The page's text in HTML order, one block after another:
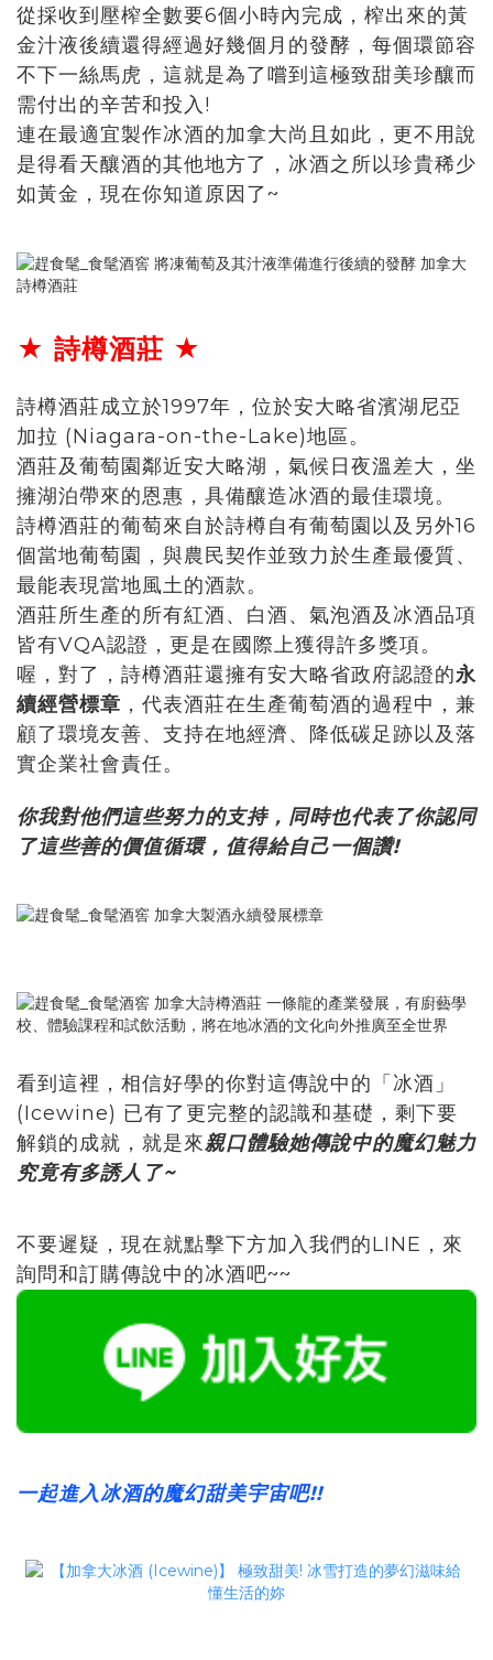
從採收到壓榨全數要6個小時內完成，榨出來的黃
金汁液後續還得經過好幾個月的發酵，每個環節容
不下一絲馬虎，這就是為了嚐到這極致甜美珍釀而
需付出的辛苦和投入!
連在最適宜製作冰酒的加拿大尚且如此，更不用說
是得看天釀酒的其他地方了，冰酒之所以珍貴稀少
如黃金，現在你知道原因了~
★ 詩樽酒莊 ★
詩樽酒莊成立於1997年，位於安大略省濱湖尼亞
加拉 (Niagara-on-the-Lake)地區。
酒莊及葡萄園鄰近安大略湖，氣候日夜溫差大，坐
擁湖泊帶來的恩惠，具備釀造冰酒的最佳環境。
詩樽酒莊的葡萄來自於詩樽自有葡萄園以及另外16
個當地葡萄園，與農民契作並致力於生產最優質、
最能表現當地風土的酒款。
酒莊所生產的所有紅酒、白酒、氣泡酒及冰酒品項
皆有VQA認證，更是在國際上獲得許多獎項。
喔，對了，詩樽酒莊還擁有安大略省政府認證的永
續經營標章 ，代表酒莊在生產葡萄酒的過程中，兼
顧了環境友善、支持在地經濟、降低碳足跡以及落
實企業社會責任。
你我對他們這些努力的支持，同時也代表了你認同
了這些善的價值循環，值得給自己一個讚!
看到這裡，相信好學的你對這傳說中的「冰酒」
(Icewine) 已有了更完整的認識和基礎，剩下要
解鎖的成就，就是來親口體驗她傳說中的魔幻魅力
究竟有多誘人了~
不要遲疑，現在就點擊下方加入我們的LINE，來
詢問和訂購傳說中的冰酒吧~~
一起進入冰酒的魔幻甜美宇宙吧!!